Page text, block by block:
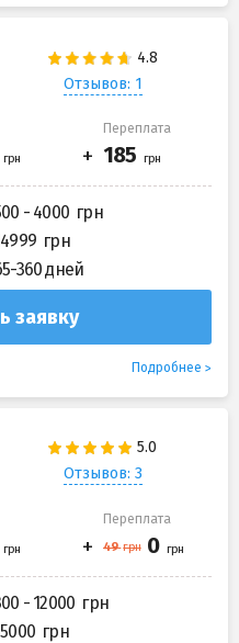
Отзывов: 1
Переплата
- 4000
360 дней
заявку
Подробнее
Отзывов: 3
Переплата
- 12000